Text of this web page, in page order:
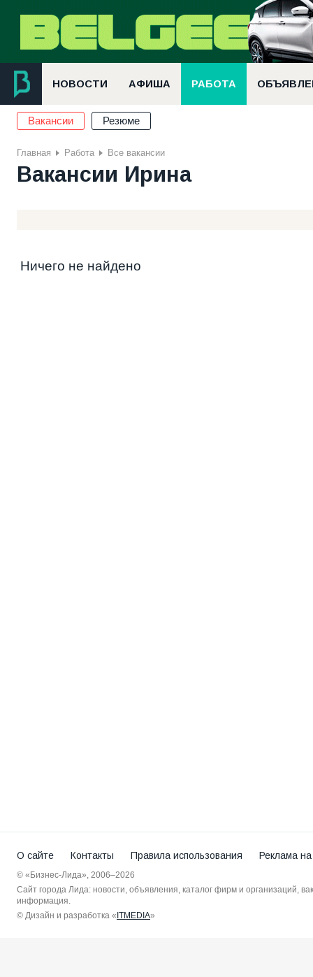
НОВОСТИ АФИША РАБОТА
Вакансии Резюме
Главная Работа Все вакансии
Вакансии Ирина
Ничего не найдено
О сайте Контакты Правила использования Реклама
© «Бизнес-Лида», 2006–2026
Сайт города Лида: новости, объявления, каталог фирм и организаций,
информация.
© Дизайн и разработка « ITMEDIA»